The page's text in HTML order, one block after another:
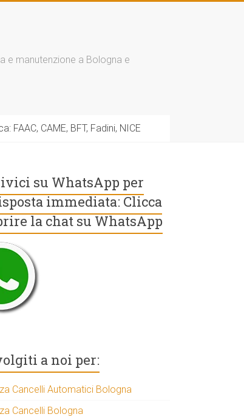
e manutenzione a Bologna e
CAME, BFT, Fadini, NICE
su WhatsApp per
immediata: Clicca
la chat su WhatsApp
a noi per:
Cancelli Automatici Bologna
Cancelli Bologna